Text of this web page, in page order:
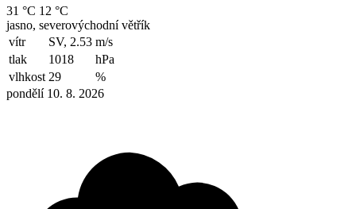
31 °C 12 °C
jasno, severovýchodní větřík
vítr
SV, 2.53 m/s
tlak
1018
hPa
vlhkost 29
%
pondělí 10. 8. 2026